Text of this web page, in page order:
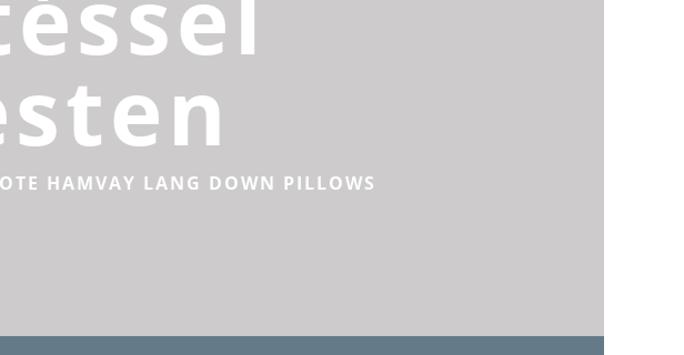
HAMVAY LANG DOWN PILLOWS